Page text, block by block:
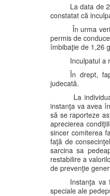
La data de
constatat că
În urma
permis de
îmbibaţie de 1,26
Inculpatul a
În drept,
judecată.
La
instanţa va avea
să se raporteze
aprecierea
sincer comiterea
faţă de
sarcina sa
restabilire a
de prevenţie
Instanţa va
speciale ale